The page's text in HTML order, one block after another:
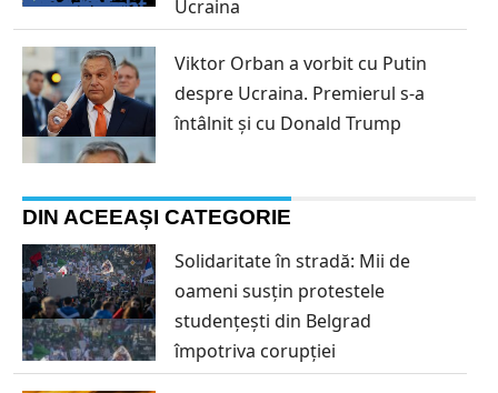
Ucraina
Viktor Orban a vorbit cu Putin
despre Ucraina. Premierul s-a
întâlnit și cu Donald Trump
DIN ACEEAȘI CATEGORIE
Solidaritate în stradă: Mii de
oameni susțin protestele
studențești din Belgrad
împotriva corupției